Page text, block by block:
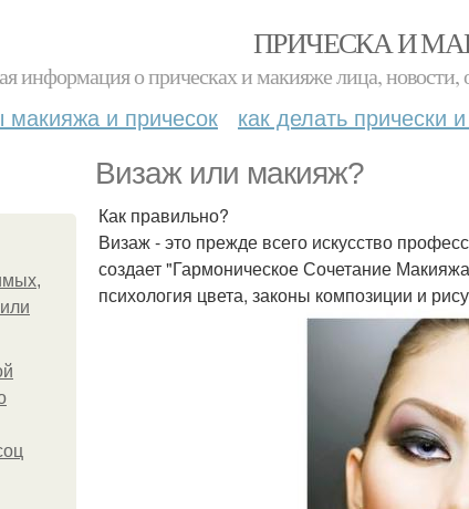
ПРИЧЕСКА И
информация о прическах и макияже лица,
макияжа и причесок как делать прически
Визаж или макияж?
Как правильно?
Визаж - это прежде всего искусство
создает "Гармоническое Сочетание
психология цвета, законы композиции и